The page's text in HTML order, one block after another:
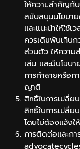
ให้ความสำคัญกั
สนับสนุนนโยบา
และแนะนำให้ใช้เ
ควรเดิมพันเกินก
ส่วนตัว ให้ความ
เล่น และมีนโยบ
การทำลายหรือก
ญาติ
สิทธิ์ในการเปลี่
สิทธิ์ในการเปลี่ย
โดยไม่ต้องแจ้งใ
การติดต่อและก